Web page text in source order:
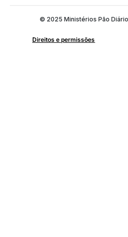
© 2025 Ministérios Pão
Direitos e permissões